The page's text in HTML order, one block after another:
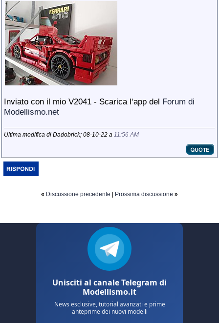
Inviato con il mio V2041 - Scarica l‘app del Forum di
Modellismo.net
Ultima modifica di Dadobrick; 08-10-22 a 11:56 AM
« Discussione precedente Prossima discussione »